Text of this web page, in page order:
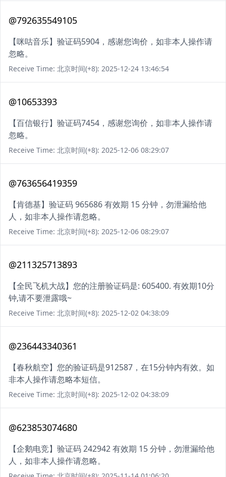
@792635549105
【咪咕音乐】验证码5904，感谢您询价，如非本人操作请
忽略。
Receive Time: 北京时间(+8): 2025-12-24 13:46:54
@10653393
【百信银行】验证码7454，感谢您询价，如非本人操作请
忽略。
Receive Time: 北京时间(+8): 2025-12-06 08:29:07
@763656419359
【肯德基】验证码 965686 有效期 15 分钟，勿泄漏给他
人，如非本人操作请忽略。
Receive Time: 北京时间(+8): 2025-12-06 08:29:07
@211325713893
【全民飞机大战】您的注册验证码是: 605400. 有效期10分
钟,请不要泄露哦~
Receive Time: 北京时间(+8): 2025-12-02 04:38:09
@236443340361
【春秋航空】您的验证码是912587，在15分钟内有效。如
非本人操作请忽略本短信。
Receive Time: 北京时间(+8): 2025-12-02 04:38:09
@623853074680
【企鹅电竞】验证码 242942 有效期 15 分钟，勿泄漏给他
人，如非本人操作请忽略。